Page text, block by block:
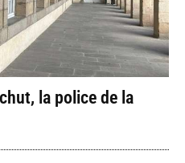
la police de la